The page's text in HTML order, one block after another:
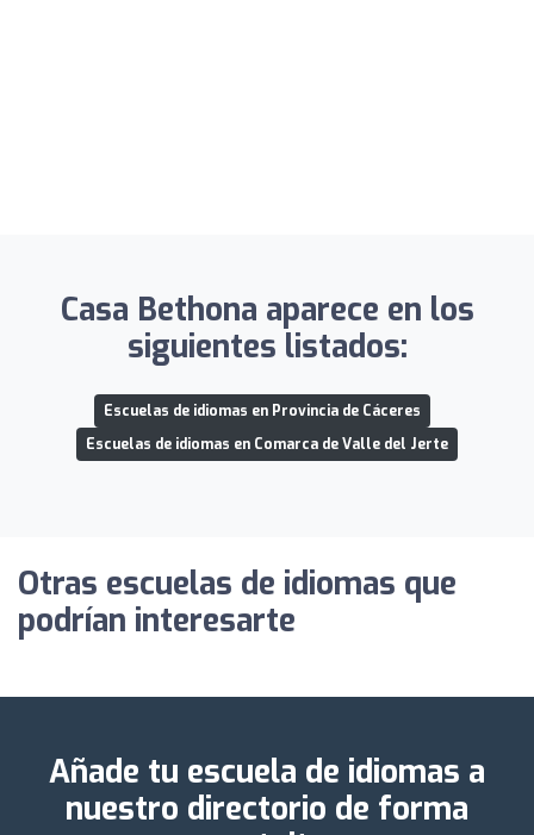
Casa Bethona aparece en los
siguientes listados:
Escuelas de idiomas en Provincia de Cáceres
Escuelas de idiomas en Comarca de Valle del Jerte
Otras escuelas de idiomas que
podrían interesarte
Añade tu escuela de idiomas a
nuestro directorio de forma